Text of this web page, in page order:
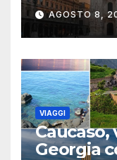
AGOSTO 8,
VIAGGI
Georgia